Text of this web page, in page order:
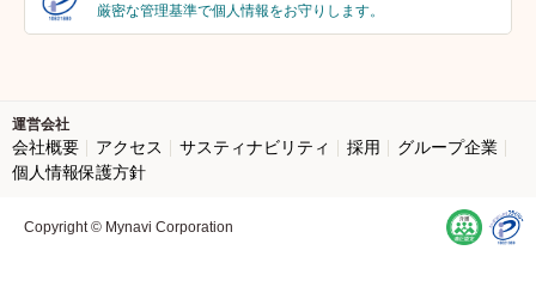
厳密な管理基準で個人情報をお守りします。
運営会社
会社概要 アクセス サスティナビリティ 採用
グループ企業
個人情報保護方針
Copyright © Mynavi Corporation